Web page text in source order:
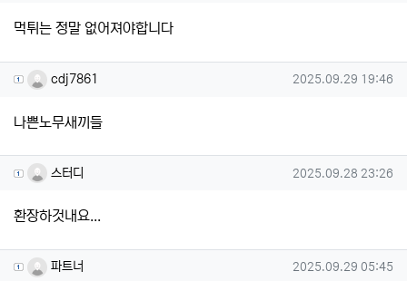
먹튀는 정말 없어져야합니다
cdj7861님의 댓글
cdj7861 작성일
2025.09.29 19:46
나쁜노무새끼들
스터디님의 댓글
스터디 작성일
2025.09.28 23:26
환장하것내요...
파트너님의 댓글
파트너 작성일
2025.09.29 05:45